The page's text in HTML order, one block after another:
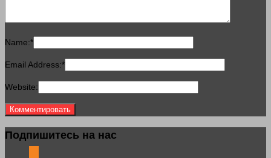
Name:*
Email Address:*
Website:
Подпишитесь на нас